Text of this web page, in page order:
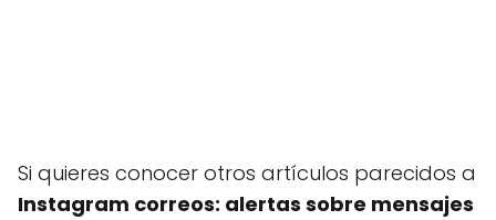
Si quieres conocer otros artículos parecidos a
Instagram correos: alertas sobre mensajes